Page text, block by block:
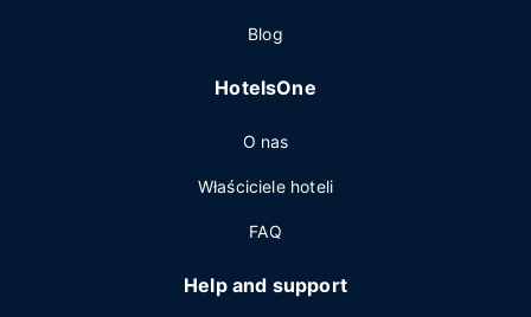
Blog
HotelsOne
O nas
Właściciele hoteli
FAQ
Help and support